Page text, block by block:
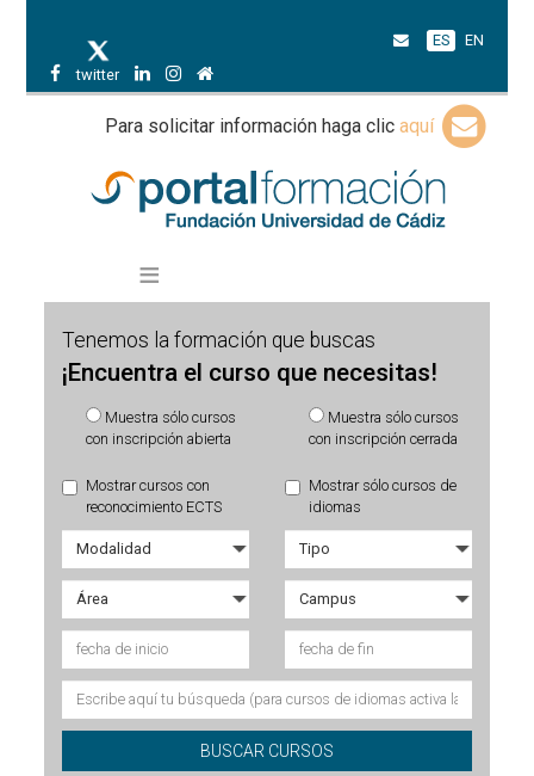
twitter
ES EN
Para solicitar información haga clic aquí
Tenemos la formación que buscas
¡Encuentra el curso que necesitas!
Muestra sólo cursos
con inscripción abierta
Muestra sólo cursos
con inscripción cerrada
Mostrar cursos con
reconocimiento ECTS
Mostrar sólo cursos de
idiomas